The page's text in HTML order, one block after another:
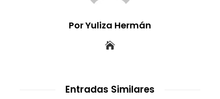
Por Yuliza Hermán
Entradas Similares